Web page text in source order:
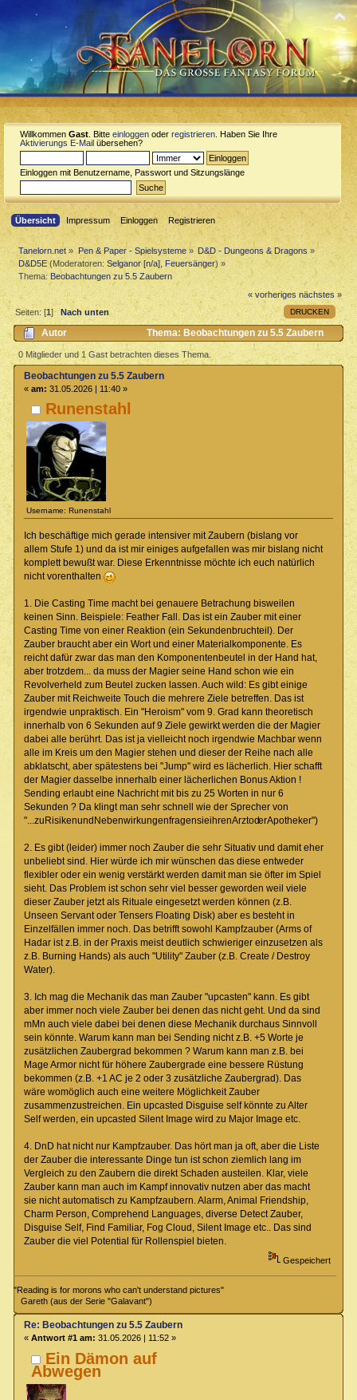
Willkommen Gast . Bitte einloggen oder registrieren . Haben Sie Ihre
Aktivierungs E-Mail übersehen?
Einloggen mit Benutzername, Passwort und Sitzungslänge
Übersicht Impressum Einloggen Registrieren
Tanelorn.net » Pen & Paper - Spielsysteme» D&D - Dungeons & Dragons »
D&D5E(Moderatoren:Selganor [n/a] Feuersänger) »
Thema:Beobachtungen zu 5.5 Zaubern
« vorheriges nächstes »
DRUCKEN
Seiten: [1] Nach unten
Autor
Thema: Beobachtungen zu 5.5 Zaubern
(Gelesen 1293 mal)
0 Mitglieder und 1 Gast betrachten dieses Thema.
Runenstahl
Username: Runenstahl
Beobachtungen zu 5.5 Zaubern
« am: 31.05.2026 | 11:40 »
Ich beschäftige mich gerade intensiver mit Zaubern (bislang vor
allem Stufe 1) und da ist mir einiges aufgefallen was mir bislang nicht
komplett bewußt war. Diese Erkenntnisse möchte ich euch natürlich
nicht vorenthalten
1. Die Casting Time macht bei genauere Betrachung bisweilen
keinen Sinn. Beispiele: Feather Fall. Das ist ein Zauber mit einer
Casting Time von einer Reaktion (ein Sekundenbruchteil). Der
Zauber braucht aber ein Wort und einer Materialkomponente. Es
reicht dafür zwar das man den Komponentenbeutel in der Hand hat,
aber trotzdem... da muss der Magier seine Hand schon wie ein
Revolverheld zum Beutel zucken lassen. Auch wild: Es gibt einige
Zauber mit Reichweite Touch die mehrere Ziele betreffen. Das ist
irgendwie unpraktisch. Ein "Heroism" vom 9. Grad kann theoretisch
innerhalb von 6 Sekunden auf 9 Ziele gewirkt werden die der Magier
dabei alle berührt. Das ist ja vielleicht noch irgendwie Machbar wenn
alle im Kreis um den Magier stehen und dieser der Reihe nach alle
abklatscht, aber spätestens bei "Jump" wird es lächerlich. Hier schafft
der Magier dasselbe innerhalb einer lächerlichen Bonus Aktion !
Sending erlaubt eine Nachricht mit bis zu 25 Worten in nur 6
Sekunden ? Da klingt man sehr schnell wie der Sprecher von
"...zuRisikenundNebenwirkungenfragensieihrenArztoderApotheker")
2. Es gibt (leider) immer noch Zauber die sehr Situativ und damit eher
unbeliebt sind. Hier würde ich mir wünschen das diese entweder
flexibler oder ein wenig verstärkt werden damit man sie öfter im Spiel
sieht. Das Problem ist schon sehr viel besser geworden weil viele
dieser Zauber jetzt als Rituale eingesetzt werden können (z.B.
Unseen Servant oder Tensers Floating Disk) aber es besteht in
Einzelfällen immer noch. Das betrifft sowohl Kampfzauber (Arms of
Hadar ist z.B. in der Praxis meist deutlich schwieriger einzusetzen als
z.B. Burning Hands) als auch "Utility" Zauber (z.B. Create / Destroy
Water).
3. Ich mag die Mechanik das man Zauber "upcasten" kann. Es gibt
aber immer noch viele Zauber bei denen das nicht geht. Und da sind
mMn auch viele dabei bei denen diese Mechanik durchaus Sinnvoll
sein könnte. Warum kann man bei Sending nicht z.B. +5 Worte je
zusätzlichen Zaubergrad bekommen ? Warum kann man z.B. bei
Mage Armor nicht für höhere Zaubergrade eine bessere Rüstung
bekommen (z.B. +1 AC je 2 oder 3 zusätzliche Zaubergrad). Das
wäre womöglich auch eine weitere Möglichkeit Zauber
zusammenzustreichen. Ein upcasted Disguise self könnte zu Alter
Self werden, ein upcasted Silent Image wird zu Major Image etc.
4. DnD hat nicht nur Kampfzauber. Das hört man ja oft, aber die Liste
der Zauber die interessante Dinge tun ist schon ziemlich lang im
Vergleich zu den Zaubern die direkt Schaden austeilen. Klar, viele
Zauber kann man auch im Kampf innovativ nutzen aber das macht
sie nicht automatisch zu Kampfzaubern. Alarm, Animal Friendship,
Charm Person, Comprehend Languages, diverse Detect Zauber,
Disguise Self, Find Familiar, Fog Cloud, Silent Image etc.. Das sind
Zauber die viel Potential für Rollenspiel bieten.
Gespeichert
"Reading is for morons who can't understand pictures"
Gareth (aus der Serie "Galavant")
Ein Dämon auf
Abwegen
Re: Beobachtungen zu 5.5 Zaubern
« Antwort #1 am: 31.05.2026 | 11:52 »